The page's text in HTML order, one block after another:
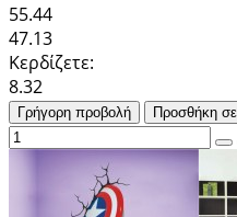
55.44
47.13
Κερδίζετε:
8.32
Γρήγορη προβολή Προσθήκη